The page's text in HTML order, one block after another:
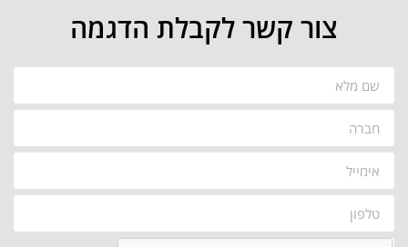
צור קשר לקבלת הדגמה